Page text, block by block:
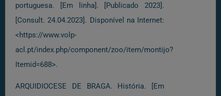
portuguesa. [Em linha]. [Publicado 2023].
[Consult. 24.04.2023]. Disponível na Internet:
<https://www.volp-
acl.pt/index.php/component/zoo/item/montijo?
Itemid=688>.
ARQUIDIOCESE DE BRAGA. História. [Em